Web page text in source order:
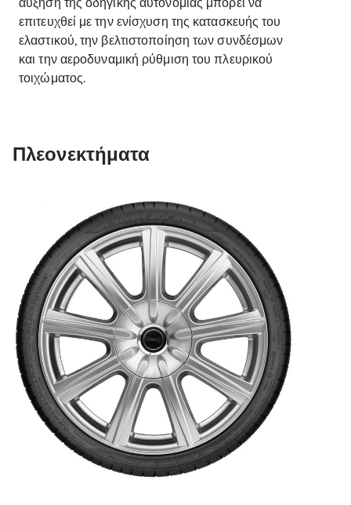
επιτευχθεί με την ενίσχυση της κατασκευής του
ελαστικού, την βελτιστοποίηση των συνδέσμων
και την αεροδυναμική ρύθμιση του πλευρικού
τοιχώματος.
Πλεονεκτήματα